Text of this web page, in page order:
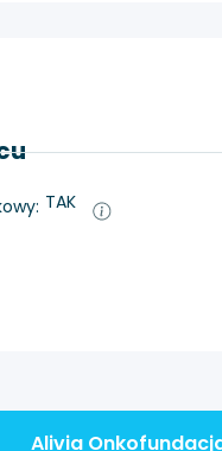
TAK
Alivia